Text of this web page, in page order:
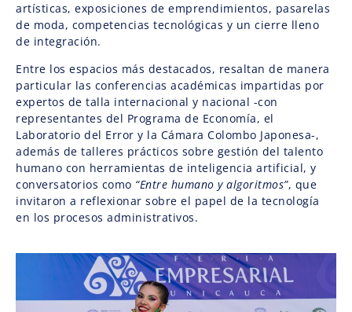
artísticas, exposiciones de emprendimientos, pasarelas
de moda, competencias tecnológicas y un cierre lleno
de integración.
Entre los espacios más destacados, resaltan de manera
particular las conferencias académicas impartidas por
expertos de talla internacional y nacional -con
representantes del Programa de Economía, el
Laboratorio del Error y la Cámara Colombo Japonesa-,
además de talleres prácticos sobre gestión del talento
humano con herramientas de inteligencia artificial, y
conversatorios como “Entre humano y algoritmos”, que
invitaron a reflexionar sobre el papel de la tecnología
en los procesos administrativos.